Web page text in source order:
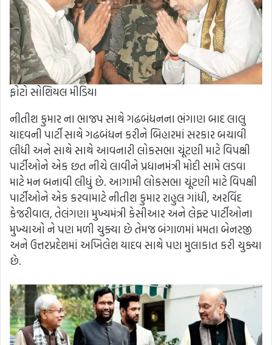
ફોટો સોશિયલ મીડિયા
નીતીશ કુમાર ના ભાજપ સાથે ગઢબંધનના ભંગાણ બાદ લાલુ
યાદવની પાર્ટી સાથે ગઢબંધન કરીને બિહારમાં સરકાર બચાવી
લીધી અને સાથે સાથે આવનારી લોકસભા ચૂંટણી માટે વિપક્ષી
પાર્ટીઓને એક છત નીચે લાવીને પ્રધાનમંત્રી મોદી સામે લડવા
માટે મન બનાવી લીધું છે. આગામી લોકસભા ચૂંટણી માટે વિપક્ષી
પાર્ટીઓને એક કરવામાટે નીતીશ કુમાર રાહુલ ગાંધી, અરવિંદ
કેજરીવાલ, તેલંગણા મુખ્યમંત્રી કેસીઆર અને લેફ્ટ પાર્ટીઓના
મુખ્યાઓ ને પણ મળી ચુક્યા છે તેમજ બંગાળમાં મમતા બેનરજી
અને ઉત્તરપ્રદેશમાં અખિલેશ યાદવ સાથે પણ મુલાકાત કરી ચુક્યા
છે.